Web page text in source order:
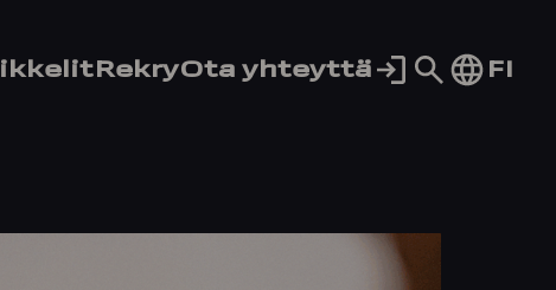
RekryOta yhteyttä
Siirry FI